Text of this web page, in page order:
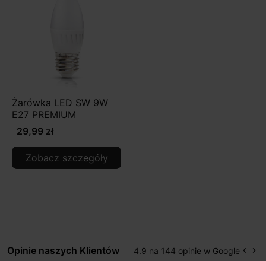
Żarówka LED SW 9W
E27 PREMIUM
29,99 zł
Zobacz szczegóły
Opinie naszych Klientów 4.9 na 144 opinie w Google keyboard_arrow_left keyboard_arrow_right